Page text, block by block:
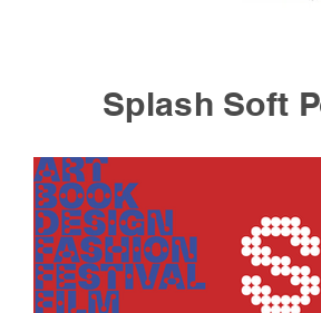
Splash Soft